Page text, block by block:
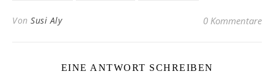
Von Susi Aly 0 Kommentare
EINE ANTWORT SCHREIBEN